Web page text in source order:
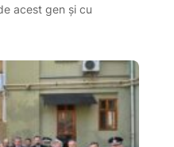
acest gen şi cu